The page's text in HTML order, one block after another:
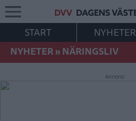
START NYHETER
NYHETER»NÄRINGSLIV
Annons: